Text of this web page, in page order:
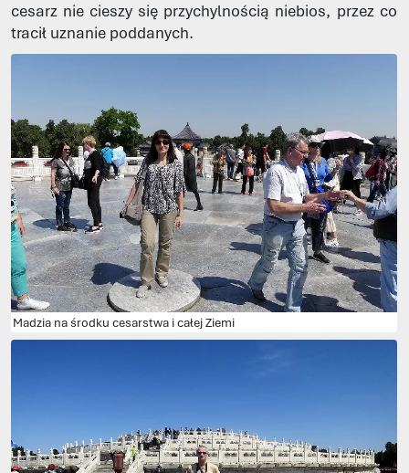
cesarz nie cieszy się przychylnością niebios, przez co
tracił uznanie poddanych.
Madzia na środku cesarstwa i całej Ziemi